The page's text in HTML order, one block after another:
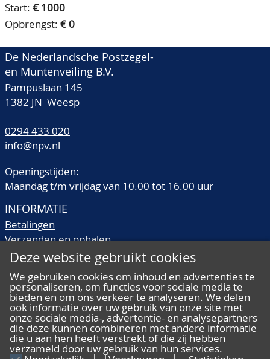
Start: € 1000
Opbrengst: € 0
De Nederlandsche Postzegel-
en Muntenveiling B.V.
Pampuslaan 145
1382 JN Weesp
0294 433 020
info@npv.nl
Openingstijden:
Maandag t/m vrijdag van 10.00 tot 16.00 uur
INFORMATIE
Betalingen
Verzenden en ophalen
Veilingtermen
Kwaliteitsomschrijvingen
Veelgestelde vragen
ALGEMEEN
Deze website gebruikt cookies
We gebruiken cookies om inhoud en advertenties te
personaliseren, om functies voor sociale media te
bieden en om ons verkeer te analyseren. We delen
ook informatie over uw gebruik van onze site met
onze sociale media-, advertentie- en analysepartners
die deze kunnen combineren met andere informatie
die u aan hen heeft verstrekt of die zij hebben
verzameld door uw gebruik van hun services.